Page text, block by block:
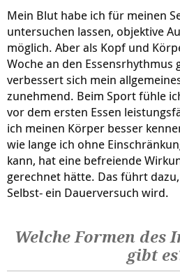
Mein Blut habe ich für meinen
untersuchen lassen, objektive
möglich. Aber als Kopf und
Woche an den Essensrhythmus
verbessert sich mein
zunehmend. Beim Sport fühle
vor dem ersten Essen
ich meinen Körper besser
wie lange ich ohne
kann, hat eine befreiende
gerechnet hätte. Das führt
Selbst- ein Dauerversuch wird.
Welche Formen
gibt